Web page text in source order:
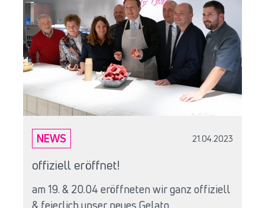
NEWS 21.04.2023
offiziell eröffnet!
am 19. & 20.04 eröffneten wir ganz offiziell